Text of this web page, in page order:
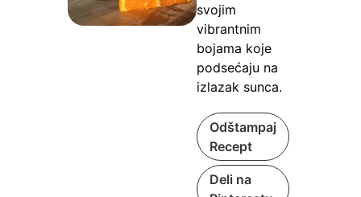
svojim
vibrantnim
bojama koje
podsećaju na
izlazak sunca.
Odštampaj
Recept
Deli na